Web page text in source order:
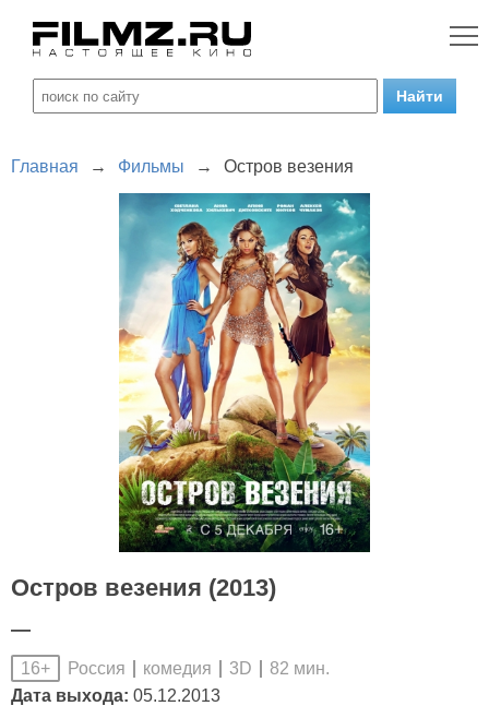
Главная → Фильмы → Остров везения
Остров везения (2013)
—
16+ Россия комедия 3D
82 мин.
Дата выхода: 05.12.2013